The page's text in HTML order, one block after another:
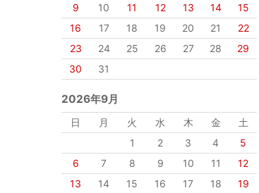
9
10 11 12 13 14
15
16
17 18 19 20 21
22
23
24 25 26 27 28
29
30
31
2026年9月
日 月 火 水 木 金
土
1
2 3 4
5
6
7 8 9 10 11
12
13
14 15 16 17 18
19